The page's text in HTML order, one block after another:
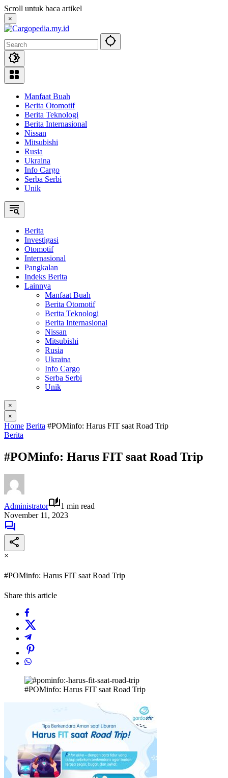
Skip
to
content
Scroll untuk baca artikel
×
Manfaat Buah
Berita Otomotif
Berita Teknologi
Berita Internasional
Nissan
Mitsubishi
Rusia
Ukraina
Info Cargo
Serba Serbi
Unik
Berita
Investigasi
Otomotif
Internasional
Pangkalan
Indeks Berita
Lainnya
Manfaat Buah
Berita Otomotif
Berita Teknologi
Berita Internasional
Nissan
Mitsubishi
Rusia
Ukraina
Info Cargo
Serba Serbi
Unik
×
×
Home Berita #POMinfo: Harus FIT saat Road Trip
Berita
#POMinfo: Harus FIT saat Road Trip
Administrator
1 min read
November 11, 2023
×
#POMinfo: Harus FIT saat Road Trip
Share this article
#POMinfo: Harus FIT saat Road Trip